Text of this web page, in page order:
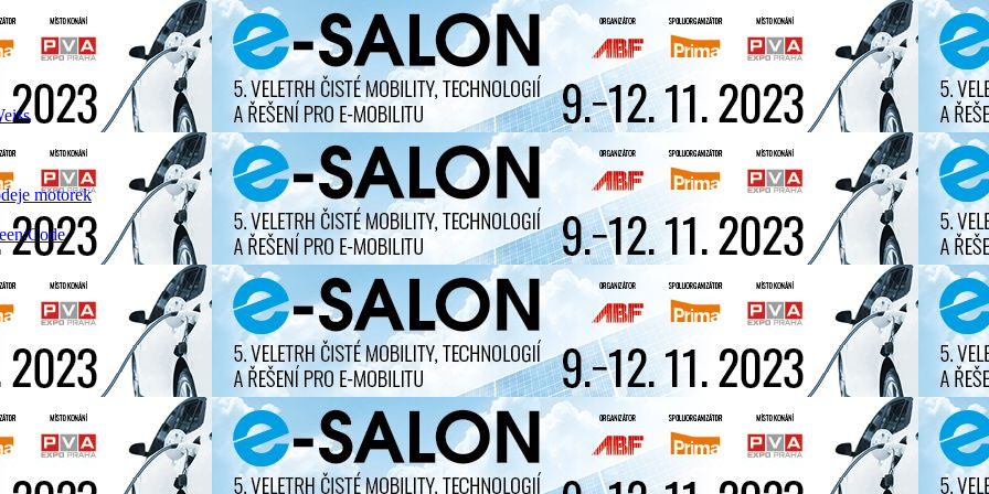
motorek